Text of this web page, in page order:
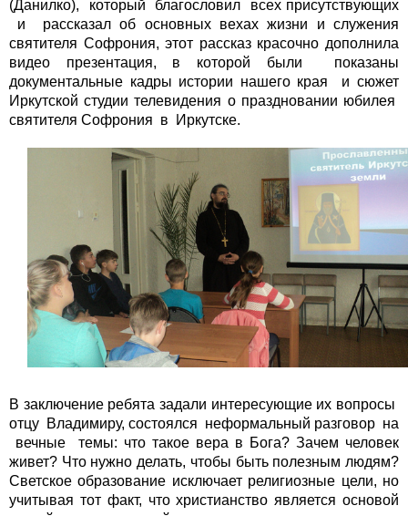
(Данилко), который благословил всех присутствующих
и рассказал об основных вехах жизни и служения
святителя Софрония, этот рассказ красочно дополнила
видео презентация, в которой были показаны
документальные кадры истории нашего края и сюжет
Иркутской студии телевидения о праздновании юбилея
святителя Софрония в Иркутске.
В заключение ребята задали интересующие их вопросы
отцу Владимиру, состоялся неформальный разговор на
вечные темы: что такое вера в Бога? Зачем человек
живет? Что нужно делать, чтобы быть полезным людям?
Светское образование исключает религиозные цели, но
учитывая тот факт, что христианство является основой